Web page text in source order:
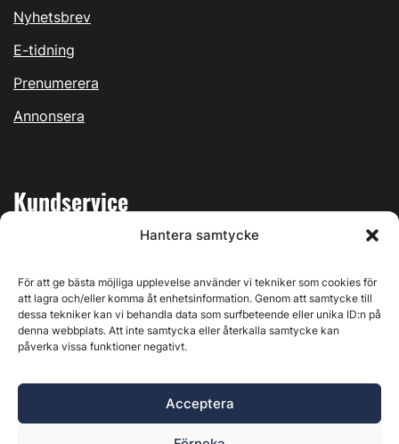
Hantera samtycke
För att ge bästa möjliga upplevelse använder vi tekniker som cookies för
att lagra och/eller komma åt enhetsinformation. Genom att samtycke till
dessa tekniker kan vi behandla data som surfbeteende eller unika ID:n på
denna webbplats. Att inte samtycka eller återkalla samtycke kan
påverka vissa funktioner negativt.
Acceptera
Nyhetsbrev
E-tidning
Prenumerera
Annonsera
Kundservice
Kontakta oss
Östernäsvägen 1, 827 32 Ljusdal, org.nr: 556625-6425 -
Ansvarig utgivare: Henrik Ekberg. Innehållet på denna
webbplats är upphovsrättsligt skyddat. Ange källa vid citering.